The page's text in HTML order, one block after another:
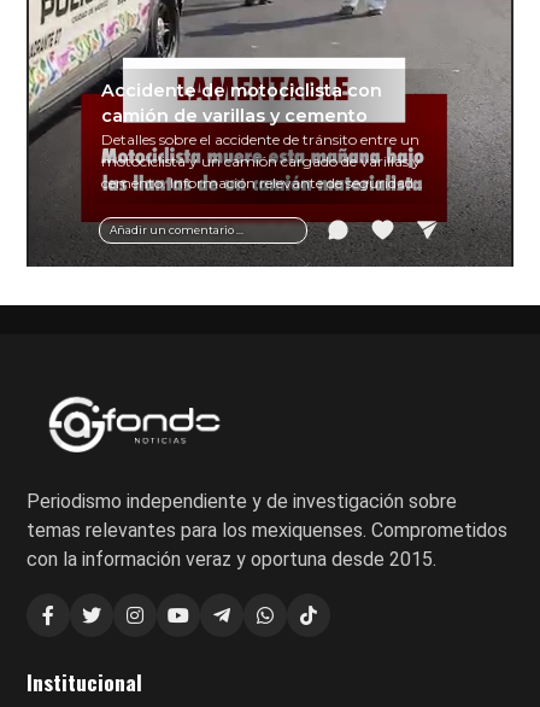
Añadir un comentario ...
Accidente de motociclista con
camión de varillas y cemento
Detalles sobre el accidente de tránsito entre un
motociclista y un camión cargado de varillas y
cemento. Información relevante de seguridad
vial y recomendaciones para motociclistas.
Periodismo independiente y de investigación sobre
temas relevantes para los mexiquenses. Comprometidos
con la información veraz y oportuna desde 2015.
Institucional